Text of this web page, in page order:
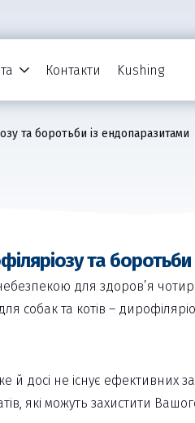
Контакти Kushing
та боротьби із ендопаразитами
та
для здоров’я
собак та котів –
й досі не існує
які можуть захистити